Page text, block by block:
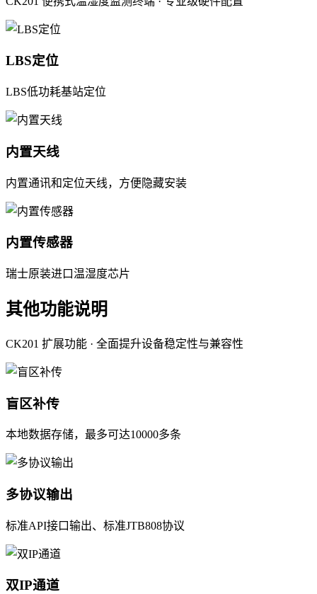
LBS定位
LBS低功耗基站定位
内置天线
内置通讯和定位天线，方便隐藏安装
内置传感器
瑞士原装进口温湿度芯片
其他功能说明
CK201 扩展功能 · 全面提升设备稳定性与兼容性
盲区补传
本地数据存储，最多可达10000多条
多协议输出
标准API接口输出、标准JTB808协议
双IP通道